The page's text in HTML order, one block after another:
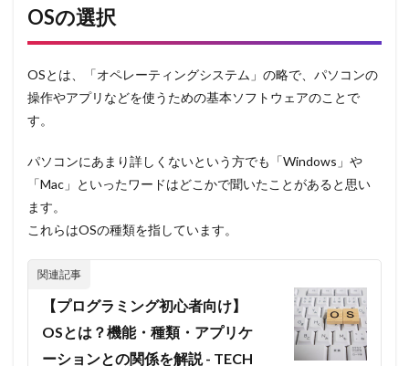
OSの選択
OSとは、「オペレーティングシステム」の略で、パソコンの
操作やアプリなどを使うための基本ソフトウェアのことで
す。
パソコンにあまり詳しくないという方でも「Windows」や
「Mac」といったワードはどこかで聞いたことがあると思い
ます。
これらはOSの種類を指しています。
【プログラミング初心者向け】
OSとは？機能・種類・アプリケ
ーションとの関係を解説 - TECH